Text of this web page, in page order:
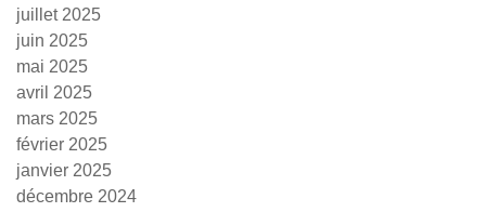
juillet 2025
juin 2025
mai 2025
avril 2025
mars 2025
février 2025
janvier 2025
décembre 2024